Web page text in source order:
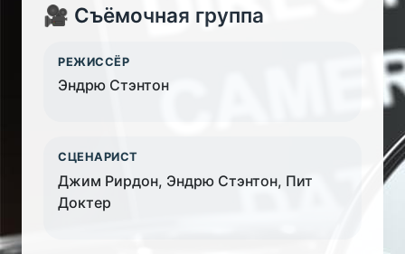
🎥 Съёмочная группа
РЕЖИССЁР
Эндрю Стэнтон
СЦЕНАРИСТ
Джим Рирдон, Эндрю Стэнтон, Пит
Доктер